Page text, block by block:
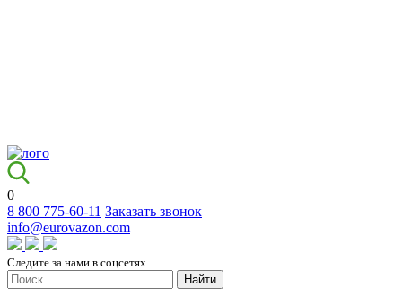
0
8 800 775-60-11 Заказать звонок
info@eurovazon.com
Следите за нами в соцсетях
Найти